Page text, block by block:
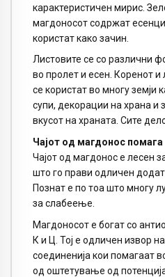
карактеристичен мирис.
магдоносот содржат
користат како зачин.
Листовите се со различни
во пролет и есен. Коренот
се користат во многу земји
супи, декорации на храна и
вкусот на храната. Сите
Чајот од магдонос
Чајот од магдонос е лесен
што го прави одличен
Познат е по тоа што многу
за слабеење.
Магдоносот е богат со
К и Ц. Тој е одличен извор
соединенија кои помагаат
од оштетување од